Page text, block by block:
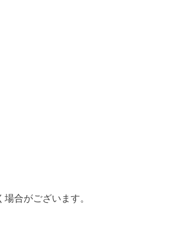
合がございます。